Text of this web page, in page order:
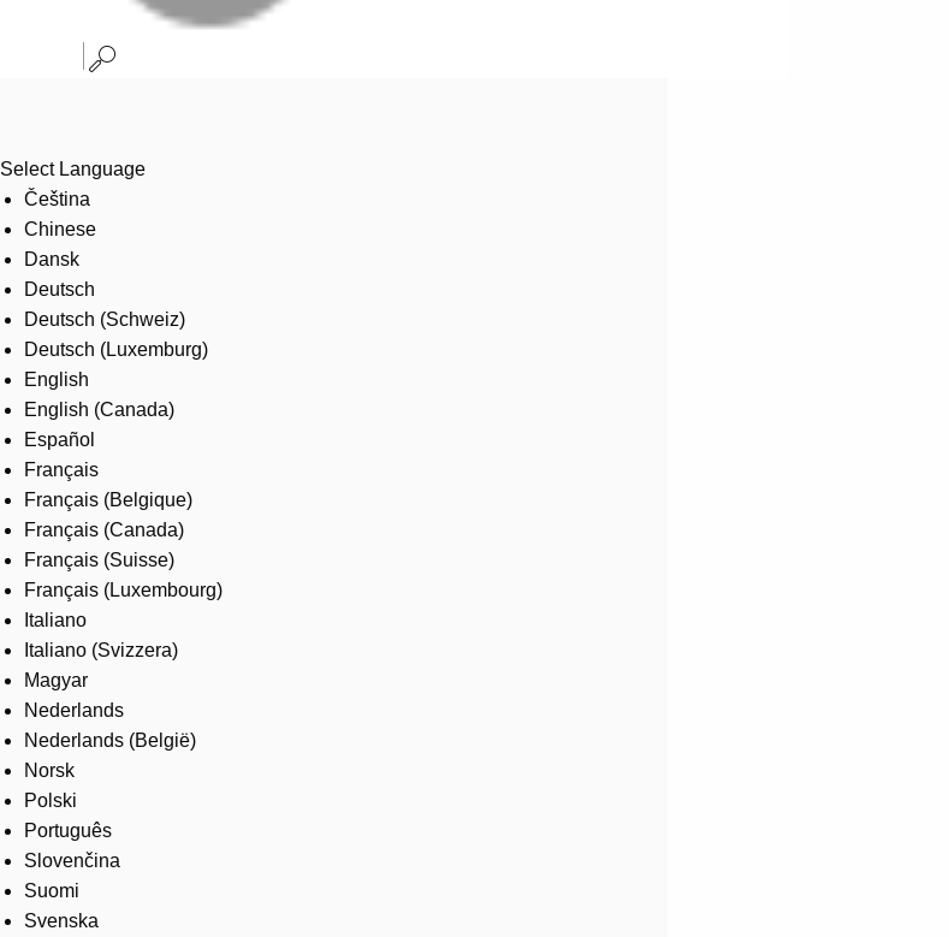
Select Language
Čeština
Chinese
Dansk
Deutsch
Deutsch (Schweiz)
Deutsch (Luxemburg)
English
English (Canada)
Español
Français
Français (Belgique)
Français (Canada)
Français (Suisse)
Français (Luxembourg)
Italiano
Italiano (Svizzera)
Magyar
Nederlands
Nederlands (België)
Norsk
Polski
Português
Slovenčina
Suomi
Svenska